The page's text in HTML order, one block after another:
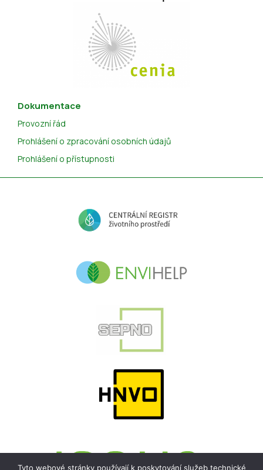
Dokumentace
Provozní řád
Prohlášení o zpracování osobních údajů
Prohlášení o přístupnosti
Tyto webové stránky používají k poskytování služeb technické